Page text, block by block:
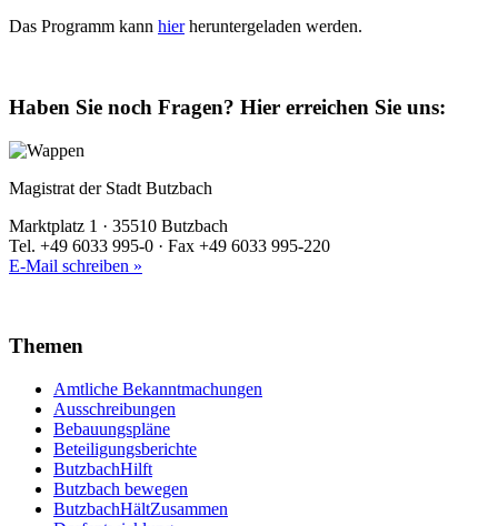
Das Programm kann hierheruntergeladen werden.
Haben Sie noch Fragen? Hier erreichen Sie uns:
Magistrat der Stadt Butzbach
Marktplatz 1 · 35510 Butzbach
Tel. +49 6033 995-0 · Fax +49 6033 995-220
E-Mail schreiben »
Themen
Amtliche Bekanntmachungen
Ausschreibungen
Bebauungspläne
Beteiligungsberichte
ButzbachHilft
Butzbach bewegen
ButzbachHältZusammen